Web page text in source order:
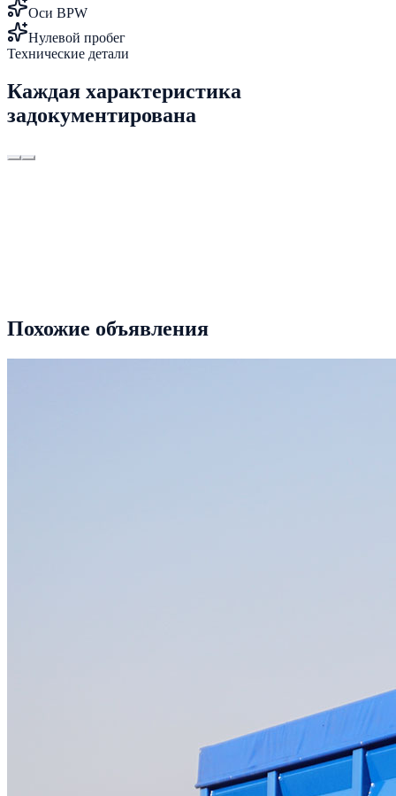
Оси BPW
Нулевой пробег
Технические детали
Каждая характеристика
задокументирована
Похожие объявления